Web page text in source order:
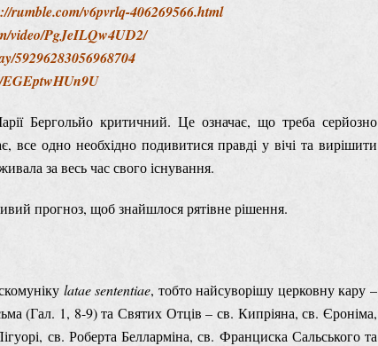
rumble.com/v6pvrlq-406269566.html
video/PgJeILQw4UD2/
59296283056968704
EGEptwHUn9U
Бергольйо критичний. Це означає, що треба серйозно
все одно необхідно подивитися правді у вічі та вирішити
за весь час свого існування.
прогноз, щоб знайшлося рятівне рішення.
latae sententiae, тобто найсуворішу церковну кару –
(Гал. 1, 8-9) та Святих Отців – св. Кипріяна, св. Єроніма,
св. Роберта Белларміна, св. Франциска Сальського та